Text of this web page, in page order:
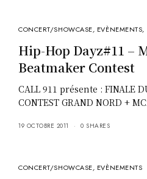
CONCERT/SHOWCASE, EVÈNEMENTS,
Hip-Hop Dayz#11 –
Beatmaker Contest
CALL 911 présente : FINALE
CONTEST GRAND NORD +
19 OCTOBRE 2011 0 SHARES
CONCERT/SHOWCASE, EVÈNEMENTS